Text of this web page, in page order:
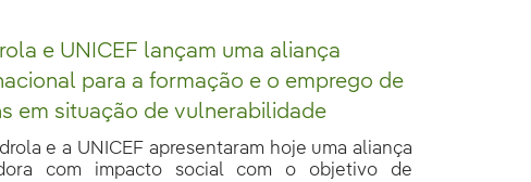
e UNICEF lançam uma aliança
para a formação e o emprego de
em situação de vulnerabilidade
e a UNICEF apresentaram hoje uma aliança
com impacto social com o objetivo de